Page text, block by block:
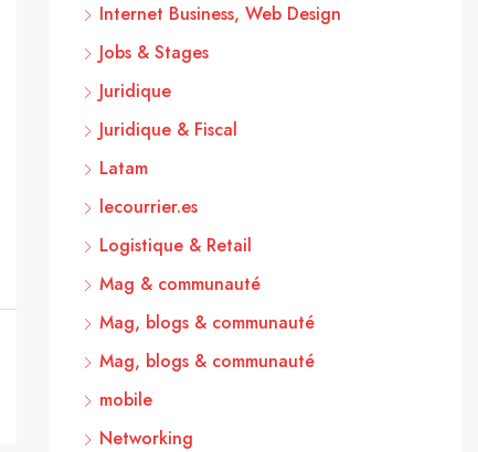
Internet Business, Web Design
Jobs & Stages
Juridique
Juridique & Fiscal
Latam
lecourrier.es
Logistique & Retail
Mag & communauté
Mag, blogs & communauté
Mag, blogs & communauté
mobile
Networking